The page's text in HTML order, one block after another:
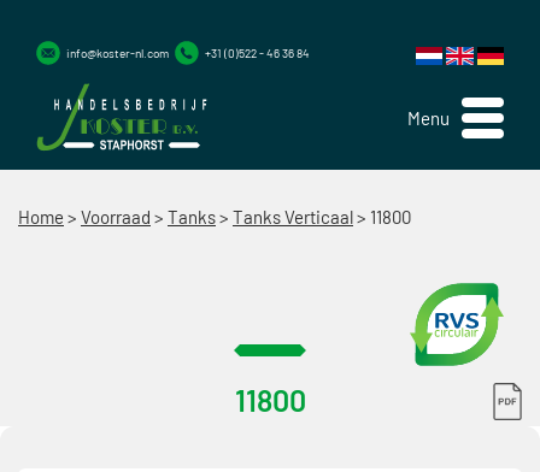
Menu
info@koster-nl.com +31 (0)522 - 46 36 84
Home > Voorraad > Tanks> Tanks Verticaal> 11800
11800